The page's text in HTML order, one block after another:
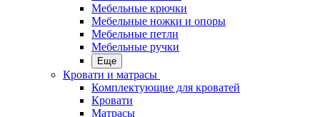
Мебельные крючки
Мебельные ножки и опоры
Мебельные петли
Мебельные ручки
Еще
Кровати и матрасы
Комплектующие для кроватей
Кровати
Матрасы